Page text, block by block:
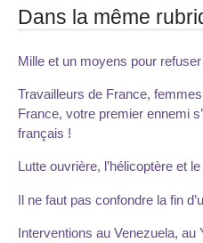
Dans la même
Mille et un moyens pour
Travailleurs de France,
France, votre premier ennemi
français !
Lutte ouvrière, l’hélicoptère et
Il ne faut pas confondre la fin
Interventions au Venezuela, au